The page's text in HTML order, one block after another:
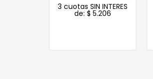
3 cuotas SIN INTERES
de: $ 5.206